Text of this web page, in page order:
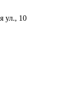
ул., 10